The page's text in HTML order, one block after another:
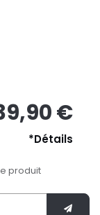
€
*Détails
produit